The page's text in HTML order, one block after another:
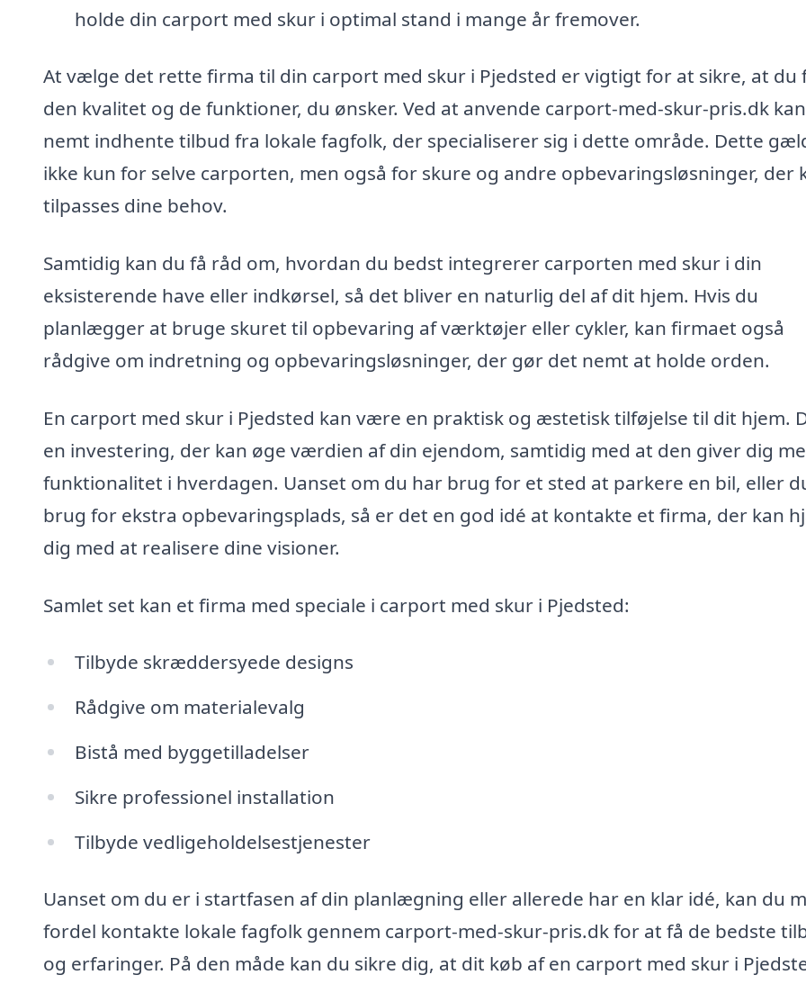
holde din carport med skur i optimal stand i mange år fremover.
At vælge det rette firma til din carport med skur i Pjedsted er vigtigt for at sikre, at du
den kvalitet og de funktioner, du ønsker. Ved at anvende carport-med-skur-pris.dk
nemt indhente tilbud fra lokale fagfolk, der specialiserer sig i dette område. Dette
ikke kun for selve carporten, men også for skure og andre opbevaringsløsninger, der
tilpasses dine behov.
Samtidig kan du få råd om, hvordan du bedst integrerer carporten med skur i din
eksisterende have eller indkørsel, så det bliver en naturlig del af dit hjem. Hvis du
planlægger at bruge skuret til opbevaring af værktøjer eller cykler, kan firmaet også
rådgive om indretning og opbevaringsløsninger, der gør det nemt at holde orden.
En carport med skur i Pjedsted kan være en praktisk og æstetisk tilføjelse til dit hjem.
en investering, der kan øge værdien af din ejendom, samtidig med at den giver dig
funktionalitet i hverdagen. Uanset om du har brug for et sted at parkere en bil, eller
brug for ekstra opbevaringsplads, så er det en god idé at kontakte et firma, der kan
dig med at realisere dine visioner.
Samlet set kan et firma med speciale i carport med skur i Pjedsted:
Tilbyde skræddersyede designs
Rådgive om materialevalg
Bistå med byggetilladelser
Sikre professionel installation
Tilbyde vedligeholdelsestjenester
Uanset om du er i startfasen af din planlægning eller allerede har en klar idé, kan du
fordel kontakte lokale fagfolk gennem carport-med-skur-pris.dk for at få de bedste
og erfaringer. På den måde kan du sikre dig, at dit køb af en carport med skur i